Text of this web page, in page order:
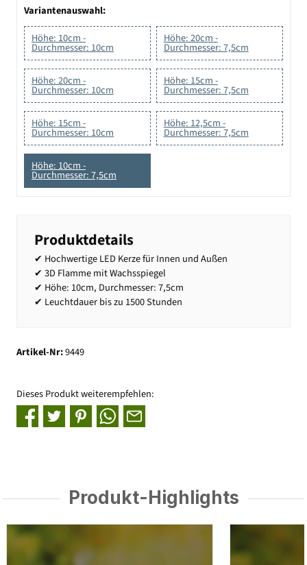
Variantenauswahl:
Höhe: 10cm -
Durchmesser: 10cm
Höhe: 20cm -
Durchmesser: 7,5cm
Höhe: 20cm -
Durchmesser: 10cm
Höhe: 15cm -
Durchmesser: 7,5cm
Höhe: 15cm -
Durchmesser: 10cm
Höhe: 12,5cm -
Durchmesser: 7,5cm
Höhe: 10cm -
Durchmesser: 7,5cm
Produktdetails
✔ Hochwertige LED Kerze für Innen und Außen
✔ 3D Flamme mit Wachsspiegel
✔ Höhe: 10cm, Durchmesser: 7,5cm
✔ Leuchtdauer bis zu 1500 Stunden
Artikel-Nr:9449
Dieses Produkt weiterempfehlen:
Produkt-Highlights